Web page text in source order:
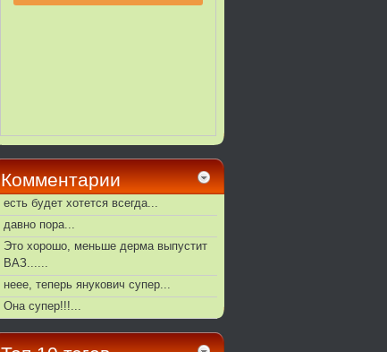
Комментарии
есть будет хотется всегда...
давно пора...
Это хорошо, меньше дерма выпустит
ВАЗ......
неее, теперь янукович супер...
Она супер!!!...